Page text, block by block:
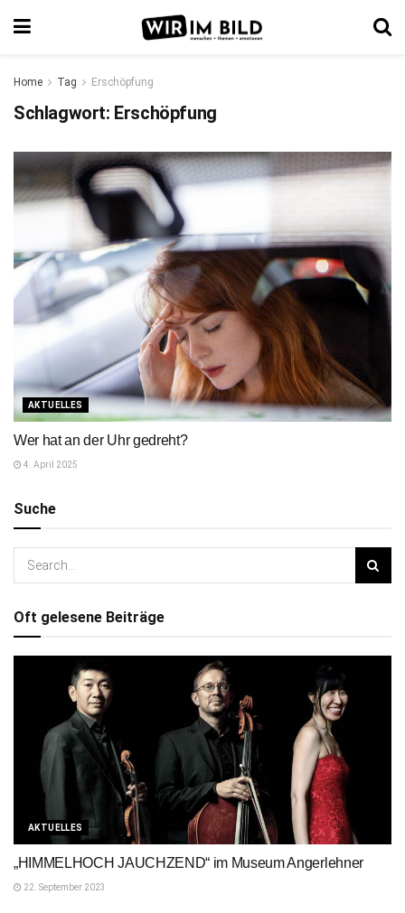
Home Tag Erschöpfung
Schlagwort: Erschöpfung
AKTUELLES
Wer hat an der Uhr gedreht?
4. April 2025
Suche
Oft gelesene Beiträge
AKTUELLES
„HIMMELHOCH JAUCHZEND“ im Museum Angerlehner
22. September 2023